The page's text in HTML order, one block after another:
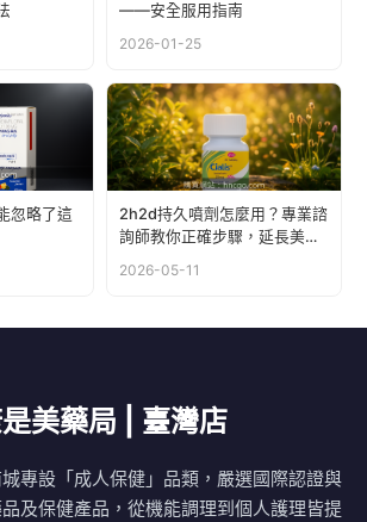
——安全服用指南
2026-01-25
忽略了這
2h2d持久噴劑怎麼用？專業諮
詢師教你正確步驟，延長美好
2026-05-11
美藥局 | 臺灣店
專設「成人保健」品類，嚴選國際認證與
及保健產品，從機能調理到個人護理皆提